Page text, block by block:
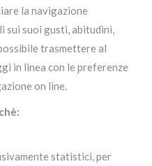
la navigazione
sui suoi gusti, abitudini,
trasmettere al
in linea con le preferenze
on line.
statistici, per